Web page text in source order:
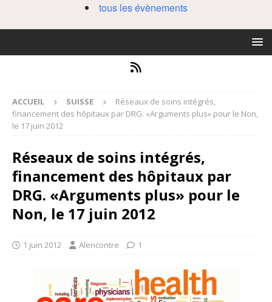
tous les évènements
ACCUEIL SUISSE
Réseaux de soins intégrés,
financement des hôpitaux par DRG. «Arguments plus» pour le Non,
le 17 juin 2012
Réseaux de soins intégrés,
financement des hôpitaux par
DRG. «Arguments plus» pour le
Non, le 17 juin 2012
1 juin 2012 Alencontre 1